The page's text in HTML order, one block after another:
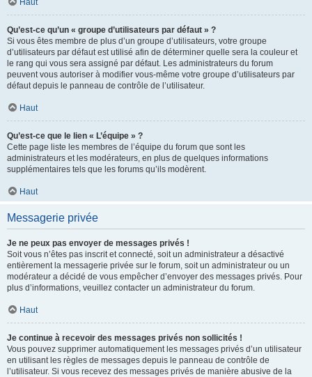
Haut
Qu’est-ce qu’un « groupe d’utilisateurs par défaut » ?
Si vous êtes membre de plus d’un groupe d’utilisateurs, votre groupe
d’utilisateurs par défaut est utilisé afin de déterminer quelle sera la couleur et
le rang qui vous sera assigné par défaut. Les administrateurs du forum
peuvent vous autoriser à modifier vous-même votre groupe d’utilisateurs par
défaut depuis le panneau de contrôle de l’utilisateur.
Haut
Qu’est-ce que le lien « L’équipe » ?
Cette page liste les membres de l’équipe du forum que sont les
administrateurs et les modérateurs, en plus de quelques informations
supplémentaires tels que les forums qu’ils modèrent.
Haut
Messagerie privée
Je ne peux pas envoyer de messages privés !
Soit vous n’êtes pas inscrit et connecté, soit un administrateur a désactivé
entièrement la messagerie privée sur le forum, soit un administrateur ou un
modérateur a décidé de vous empêcher d’envoyer des messages privés. Pour
plus d’informations, veuillez contacter un administrateur du forum.
Haut
Je continue à recevoir des messages privés non sollicités !
Vous pouvez supprimer automatiquement les messages privés d’un utilisateur
en utilisant les règles de messages depuis le panneau de contrôle de
l’utilisateur. Si vous recevez des messages privés de manière abusive de la